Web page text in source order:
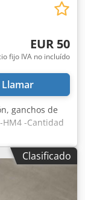
EUR 50
fijo IVA no incluído
Llamar
ganchos de
HM4 -Cantidad
-Precio: por
kg/paquete
Clasificado